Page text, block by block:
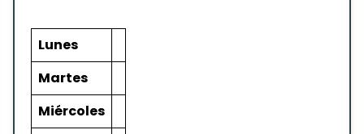
Lunes
Martes
Miércoles